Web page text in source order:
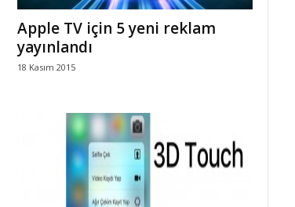
Apple TV için 5 yeni reklam
yayınlandı
18 Kasım 2015